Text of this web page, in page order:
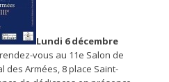
Lundi 6 décembre
vous au 11e Salon de
des Armées, 8 place Saint-